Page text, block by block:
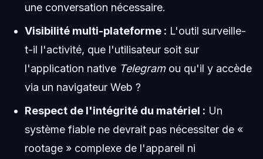
une conversation nécessaire.
Visibilité multi-plateforme : L'outil surveille-
t-il l'activité, que l'utilisateur soit sur
l'application native Telegramou qu'il y accède
via un navigateur Web ?
Respect de l'intégrité du matériel : Un
système fiable ne devrait pas nécessiter de «
rootage » complexe de l'appareil ni